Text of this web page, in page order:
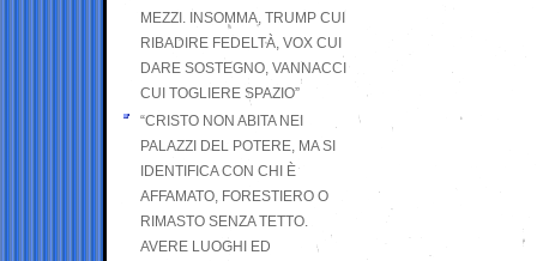
MEZZI. INSOMMA, TRUMP CUI
RIBADIRE FEDELTÀ, VOX CUI
DARE SOSTEGNO, VANNACCI
CUI TOGLIERE SPAZIO”
“CRISTO NON ABITA NEI
PALAZZI DEL POTERE, MA SI
IDENTIFICA CON CHI È
AFFAMATO, FORESTIERO O
RIMASTO SENZA TETTO.
AVERE LUOGHI ED